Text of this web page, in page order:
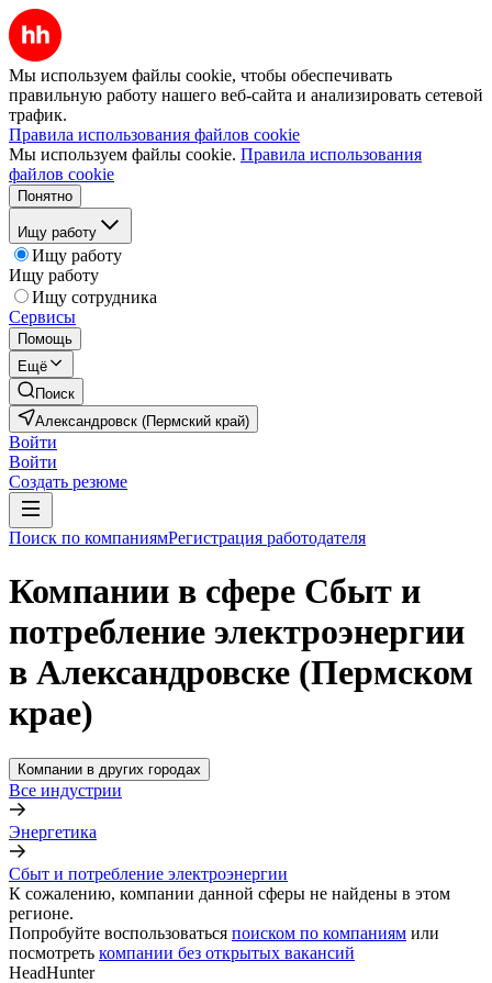
Мы используем файлы cookie, чтобы обеспечивать
правильную работу нашего веб-сайта и анализировать сетевой
трафик.
Правила использования файлов cookie
Мы используем файлы cookie. Правила использования
файлов cookie
Понятно
Ищу работу
Ищу работу
Ищу работу
Ищу сотрудника
Сервисы
Помощь
Ещё
Поиск
Александровск (Пермский край)
Войти
Войти
Создать резюме
Поиск по компаниямРегистрация работодателя
Компании в сфере Сбыт и
потребление электроэнергии
в Александровске (Пермском
крае)
Компании в других городах
Все индустрии
Энергетика
Сбыт и потребление электроэнергии
К сожалению, компании данной сферы не найдены в этом
регионе.
Попробуйте воспользоваться поиском по компаниям или
посмотреть компании без открытых вакансий
HeadHunter